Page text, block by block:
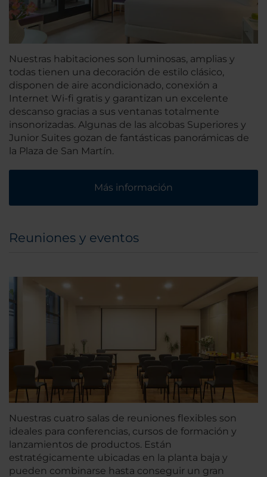
Nuestras habitaciones son luminosas, amplias y
todas tienen una decoración de estilo clásico,
disponen de aire acondicionado, conexión a
Internet Wi-fi gratis y garantizan un excelente
descanso gracias a sus ventanas totalmente
insonorizadas. Algunas de las alcobas Superiores y
Junior Suites gozan de fantásticas panorámicas de
la Plaza de San Martín.
Más información
Reuniones y eventos
Nuestras cuatro salas de reuniones flexibles son
ideales para conferencias, cursos de formación y
lanzamientos de productos. Están
estratégicamente ubicadas en la planta baja y
pueden combinarse hasta conseguir un gran